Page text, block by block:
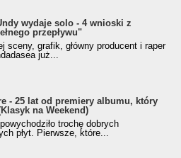
wydaje solo - 4 wnioski z
przepływu"
sceny, grafik, główny producent i raper
już...
- 25 lat od premiery albumu, który
na Weekend)
trochę dobrych
płyt. Pierwsze, które...